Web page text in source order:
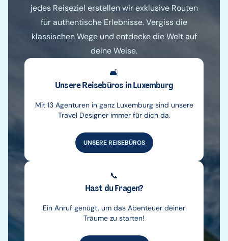
jedes Reiseziel erstellen wir exklusive Routen
für authentische Erlebnisse. Vergiss die
klassischen Wege und entdecke die Welt auf
deine Weise.
🛋️
Unsere Reisebüros in Luxemburg
Mit 13 Agenturen in ganz Luxemburg sind unsere
Travel Designer immer für dich da.
UNSERE REISEBÜROS
📞
Hast du Fragen?
Ein Anruf genügt, um das Abenteuer deiner
Träume zu starten!